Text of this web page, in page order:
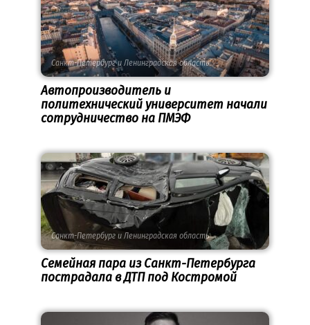
Санкт-Петербург и Ленинградская область
Автопроизводитель и
политехнический университет начали
сотрудничество на ПМЭФ
Санкт-Петербург и Ленинградская область
Семейная пара из Санкт-Петербурга
пострадала в ДТП под Костромой